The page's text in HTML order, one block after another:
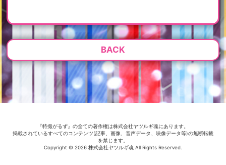
BACK
『特撮がるず』の全ての著作権は株式会社ヤツルギ魂にあります。
掲載されているすべてのコンテンツ(記事、画像、音声データ、映像データ等)の無断転載
を禁じます。
Copyright © 2026 株式会社ヤツルギ魂 All Rights Reserved.